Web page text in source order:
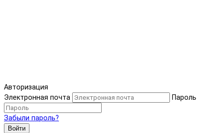
Авторизация
Электронная почта
Пароль
Забыли пароль?
Войти